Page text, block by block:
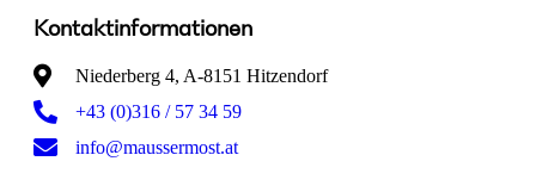
Kontaktinformationen
Niederberg 4, A-8151 Hitzendorf
+43 (0)316 / 57 34 59
info@maussermost.at